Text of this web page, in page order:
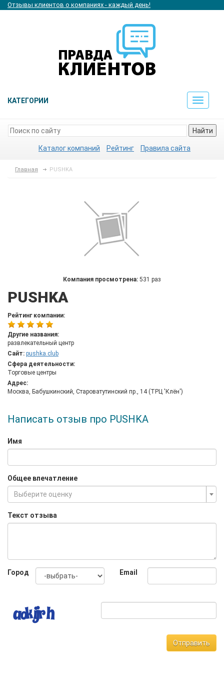
Отзывы клиентов о компаниях - каждый день!
КАТЕГОРИИ
Toggle
Найти
Каталог компаний Рейтинг Правила сайта
Главная PUSHKA
Компания просмотрена: 531 раз
PUSHKA
Рейтинг компании:
Другие названия:
развлекательный центр
Сайт: pushka.club
Сфера деятельности:
Торговые центры
Адрес:
Москва, Бабушкинский, Староватутинский пр., 14 (ТРЦ 'Клён')
Написать отзыв про PUSHKA
Имя
Общее впечатление
Выберите оценку
Текст отзыва
Город Email
Отправить